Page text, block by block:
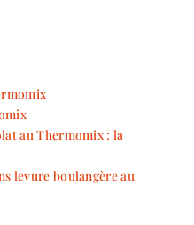
au Thermomix : la
levure boulangère au